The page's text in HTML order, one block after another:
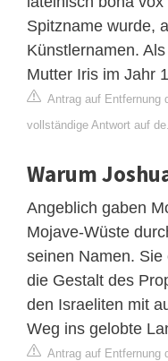
Spitzname wurde,
Künstlernamen.
Mutter Iris im Jahr
Antrag auf Entfernung
vollständige Antwort auf
Warum
Angeblich gaben
Mojave-Wüste
seinen Namen.
die Gestalt des
den Israeliten mit
Weg ins gelobte
Antrag auf Entfernung